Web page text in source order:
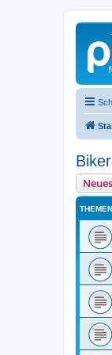
THEMEN